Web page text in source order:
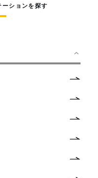
ションを探す